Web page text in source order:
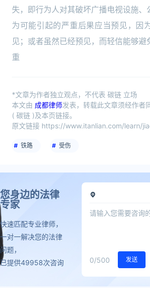
失，即行为人对其破坏广播电视设施、
为可能引起的严重后果应当预见，因
见；或者虽然已经预见，而轻信能够避
重
*文章为作者独立观点，不代表 碳链 立场
本文由 成都律师发表，转载此文章须经作者
( 碳链 )及本页链接。
原文链接 https://www.itanlian.com/learn/
铁路 受伤
您身边的法律
专家
快速匹配专业律师，
一对一解决您的法律
问题，
已提供49958次咨询
0/500 发送